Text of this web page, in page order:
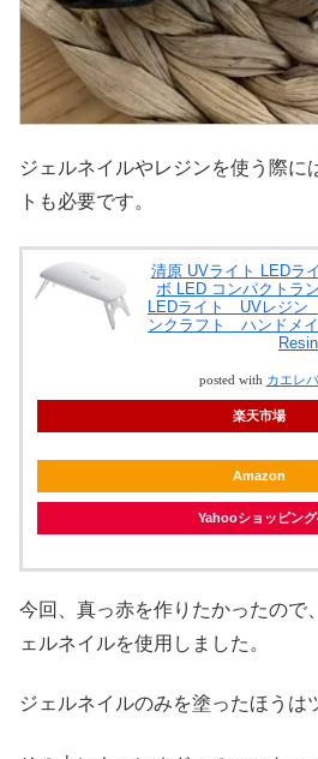
ジェルネイルやレジンを使う際に
トも必要です。
清原 UVライト LEDラ
ボ LED コンパクトラ
LEDライト UVレジ
ンクラフト ハンドメ
posted with カエレバ
楽天市場
Amazon
Yahooショッピング
今回、真っ赤を作りたかったので
ェルネイルを使用しました。
ジェルネイルのみを塗ったほうは